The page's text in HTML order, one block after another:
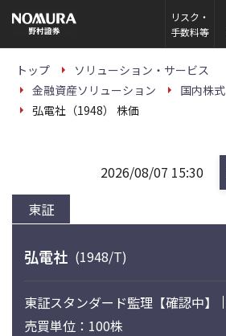
の
ー
リスク・
手数料等
トップ
ソリューション・サービス
金融資産ソリューション
国内株式
弘電社（1948） 株価
東証
2026/08/07 15:30
弘電社 (1948/T)
東証スタンダード監理【確認中】
売買単位：100株